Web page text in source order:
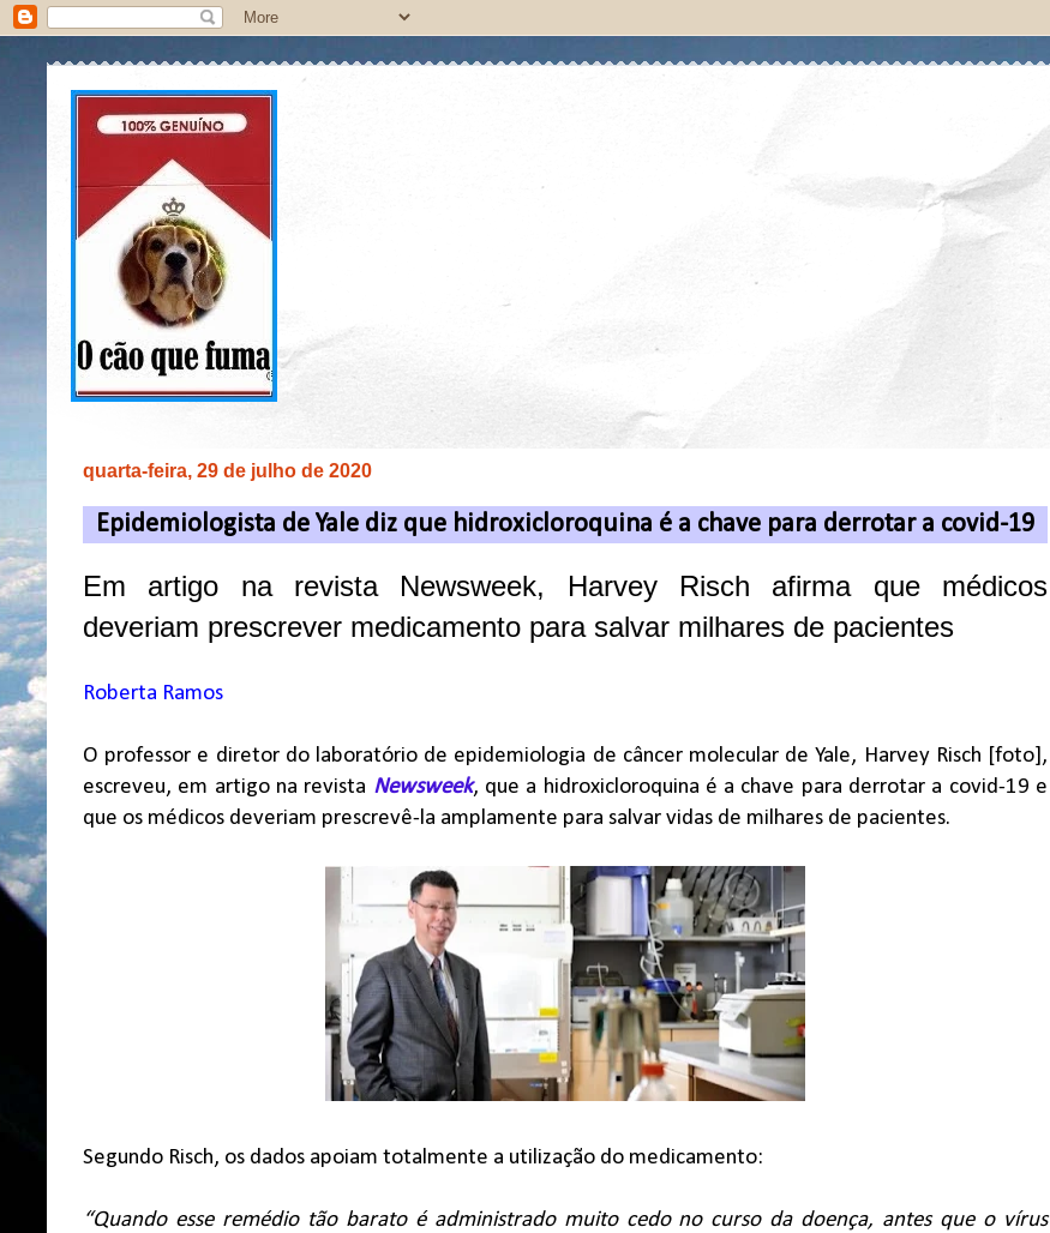
quarta-feira, 29 de julho de 2020
Epidemiologista de Yale diz que hidroxicloroquina é a chave para derrotar a covid-19
Em artigo na revista Newsweek, Harvey Risch afirma que médicos
deveriam prescrever medicamento para salvar milhares de pacientes
Roberta Ramos
O professor e diretor do laboratório de epidemiologia de câncer molecular de Yale, Harvey Risch [foto],
escreveu, em artigo na revista Newsweek, que a hidroxicloroquina é a chave para derrotar a covid-19 e
que os médicos deveriam prescrevê-la amplamente para salvar vidas de milhares de pacientes.
Segundo Risch, os dados apoiam totalmente a utilização do medicamento:
“Quando esse remédio tão barato é administrado muito cedo no curso da doença, antes que o vírus